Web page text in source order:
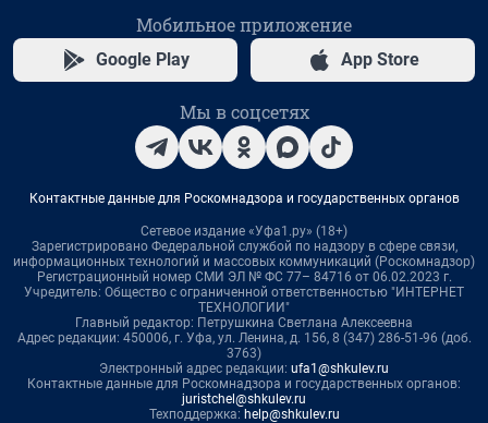
Мобильное приложение
Google Play App Store
Мы в соцсетях
Контактные данные для Роскомнадзора и государственных органов
Сетевое издание «Уфа1.ру» (18+)
Зарегистрировано Федеральной службой по надзору в сфере связи,
информационных технологий и массовых коммуникаций (Роскомнадзор)
Регистрационный номер СМИ ЭЛ № ФС 77– 84716 от 06.02.2023 г.
Учредитель: Общество с ограниченной ответственностью "ИНТЕРНЕТ
ТЕХНОЛОГИИ"
Главный редактор: Петрушкина Светлана Алексеевна
Адрес редакции: 450006, г. Уфа, ул. Ленина, д. 156, 8 (347) 286-51-96 (доб.
3763)
Электронный адрес редакции: ufa1@shkulev.ru
Контактные данные для Роскомнадзора и государственных органов:
juristchel@shkulev.ru
Техподдержка: help@shkulev.ru